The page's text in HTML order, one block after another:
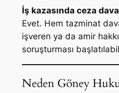
İş kazasında ceza
Evet. Hem tazminat
işveren ya da amir
soruşturması
Neden Göney